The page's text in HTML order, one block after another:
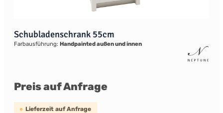
Schubladenschrank 55cm
Farbausführung: Handpainted außen und innen
Preis auf Anfrage
Lieferzeit auf Anfrage